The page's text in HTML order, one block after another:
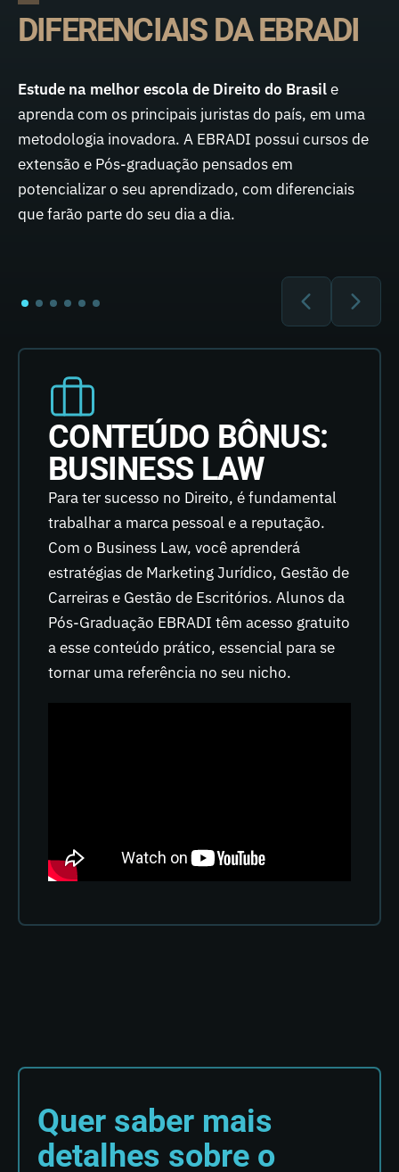
DIFERENCIAIS DA EBRADI
Estude na melhor escola de Direito do Brasile
aprenda com os principais juristas do país, em uma
metodologia inovadora. A EBRADI possui cursos de
extensão e Pós-graduação pensados em
potencializar o seu aprendizado, com diferenciais
que farão parte do seu dia a dia.
CONTEÚDO BÔNUS:
BUSINESS LAW
Para ter sucesso no Direito, é fundamental
trabalhar a marca pessoal e a reputação.
Com o Business Law, você aprenderá
estratégias de Marketing Jurídico, Gestão de
Carreiras e Gestão de Escritórios. Alunos da
Pós-Graduação EBRADI têm acesso gratuito
a esse conteúdo prático, essencial para se
tornar uma referência no seu nicho.
Quer saber mais
detalhes sobre o